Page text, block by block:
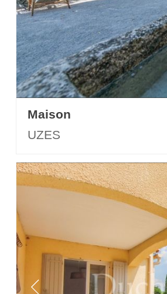
Maison
UZES